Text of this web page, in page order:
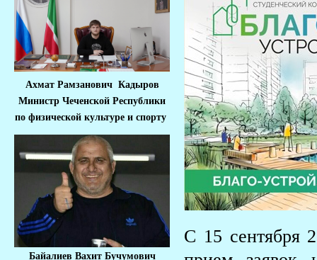
Ахмат Рамзанович Кадыров
Министр Чеченской Республики
по физической культуре и спорту
Байалиев Вахит Бучумович
С 15 сентября